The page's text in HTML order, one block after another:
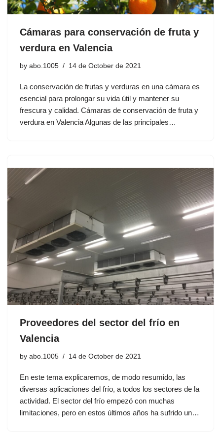
Cámaras para conservación de fruta y
verdura en Valencia
by abo.1005 14 de October de 2021
La conservación de frutas y verduras en una cámara es
esencial para prolongar su vida útil y mantener su
frescura y calidad. Cámaras de conservación de fruta y
verdura en Valencia Algunas de las principales…
Proveedores del sector del frío en
Valencia
by abo.1005 14 de October de 2021
En este tema explicaremos, de modo resumido, las
diversas aplicaciones del frío, a todos los sectores de la
actividad. El sector del frío empezó con muchas
limitaciones, pero en estos últimos años ha sufrido un…